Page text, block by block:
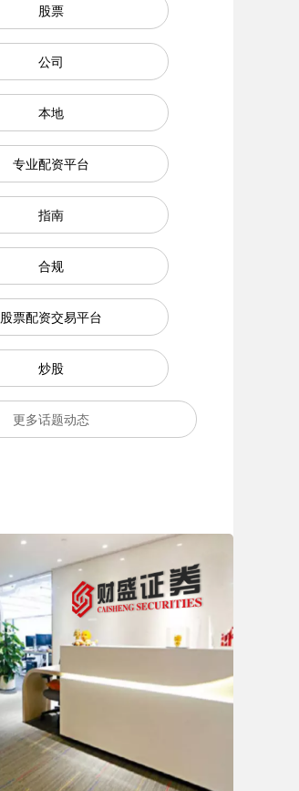
股票
公司
本地
专业配资平台
指南
合规
股票配资交易平台
炒股
更多话题动态